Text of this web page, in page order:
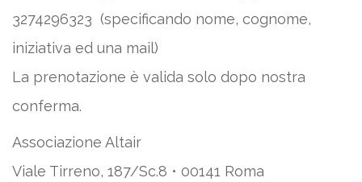
3274296323 (specificando nome, cognome,
iniziativa ed una mail)
La prenotazione è valida solo dopo nostra
conferma.
Associazione Altair
Viale Tirreno, 187/Sc.8 • 00141 Roma